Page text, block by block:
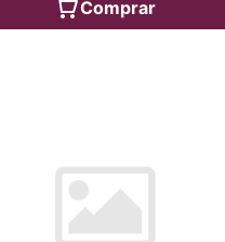
Comprar